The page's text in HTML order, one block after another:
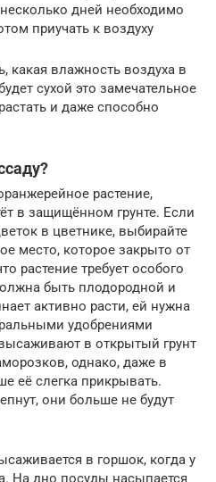
дней необходимо
приучать к воздуху
какая влажность воздуха в
сухой это замечательное
и даже способно
растение,
в защищённом грунте. Если
в цветнике, выбирайте
место, которое закрыто от
растение требует особого
быть плодородной и
активно расти, ей нужна
удобрениями
в открытый грунт
однако, даже в
её слегка прикрывать.
они больше не будут
в горшок, когда у
На дно посуды насыпается